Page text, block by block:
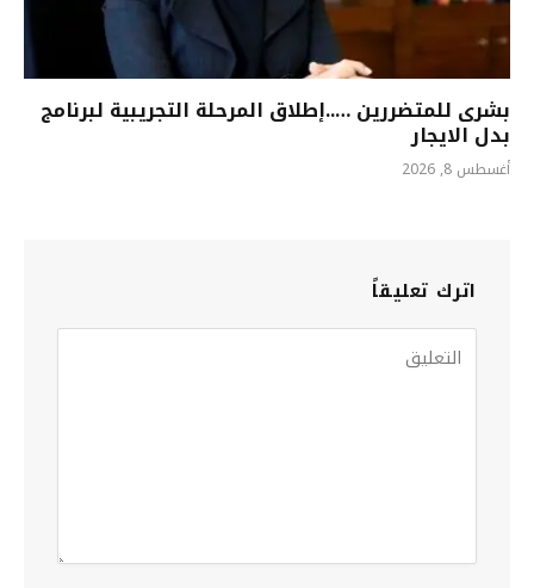
بشرى للمتضررين …..إطلاق المرحلة التجريبية لبرنامج
بدل الايجار
أغسطس 8, 2026
اترك تعليقاً